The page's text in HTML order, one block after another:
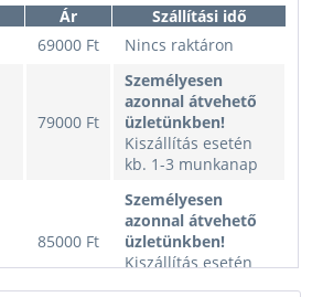
Ár
Szállítási idő
69000 Ft Nincs raktáron
79000 Ft
Személyesen
azonnal átvehető
üzletünkben!
Kiszállítás esetén
kb. 1-3 munkanap
85000 Ft
Személyesen
azonnal átvehető
üzletünkben!
Kiszállítás esetén